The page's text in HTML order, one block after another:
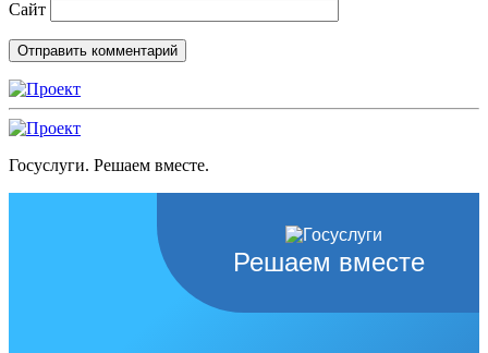
Сайт
Госуслуги. Решаем вместе.
Решаем вместе